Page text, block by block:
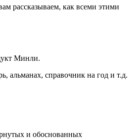
рассказываем, как всеми этими
Минли.
альманах, справочник на год и т.д.
и обоснованных